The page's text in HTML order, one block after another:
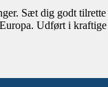
Sæt dig godt
Europa. Udført i